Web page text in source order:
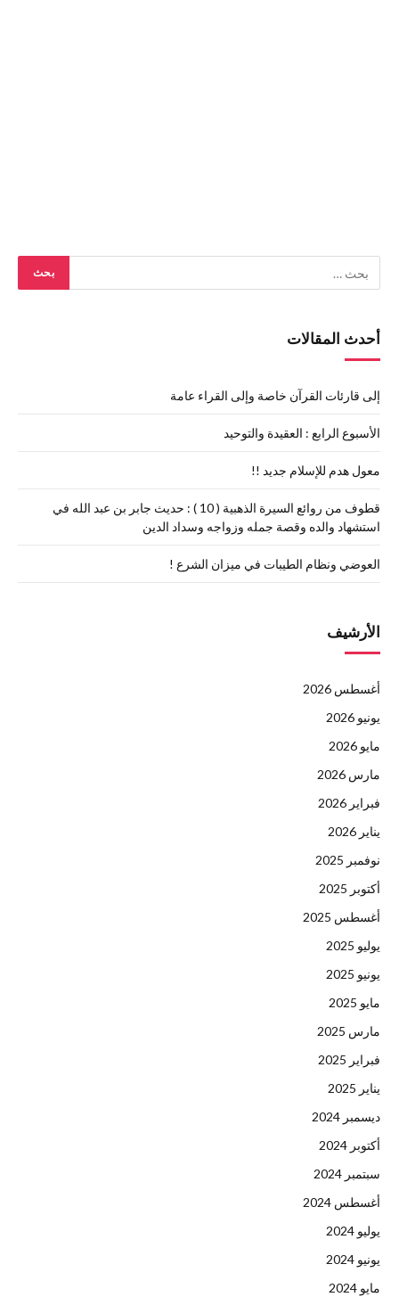
أحدث المقالات
إلى قارئات القرآن خاصة وإلى القراء عامة
الأسبوع الرابع : العقيدة والتوحيد
معول هدم للإسلام جديد !!
قطوف من روائع السيرة الذهبية ( 10 ) : حديث جابر بن عبد الله في
استشهاد والده وقصة جمله وزواجه وسداد الدين
العوضي ونظام الطيبات في ميزان الشرع !
الأرشيف
أغسطس 2026
يونيو 2026
مايو 2026
مارس 2026
فبراير 2026
يناير 2026
نوفمبر 2025
أكتوبر 2025
أغسطس 2025
يوليو 2025
يونيو 2025
مايو 2025
مارس 2025
فبراير 2025
يناير 2025
ديسمبر 2024
أكتوبر 2024
سبتمبر 2024
أغسطس 2024
يوليو 2024
يونيو 2024
مايو 2024